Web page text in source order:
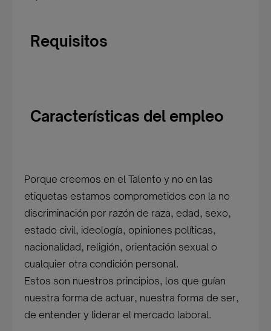
Requisitos
Características del empleo
Porque creemos en el Talento y no en las
etiquetas estamos comprometidos con la no
discriminación por razón de raza, edad, sexo,
estado civil, ideología, opiniones políticas,
nacionalidad, religión, orientación sexual o
cualquier otra condición personal.
Estos son nuestros principios, los que guían
nuestra forma de actuar, nuestra forma de ser,
de entender y liderar el mercado laboral.